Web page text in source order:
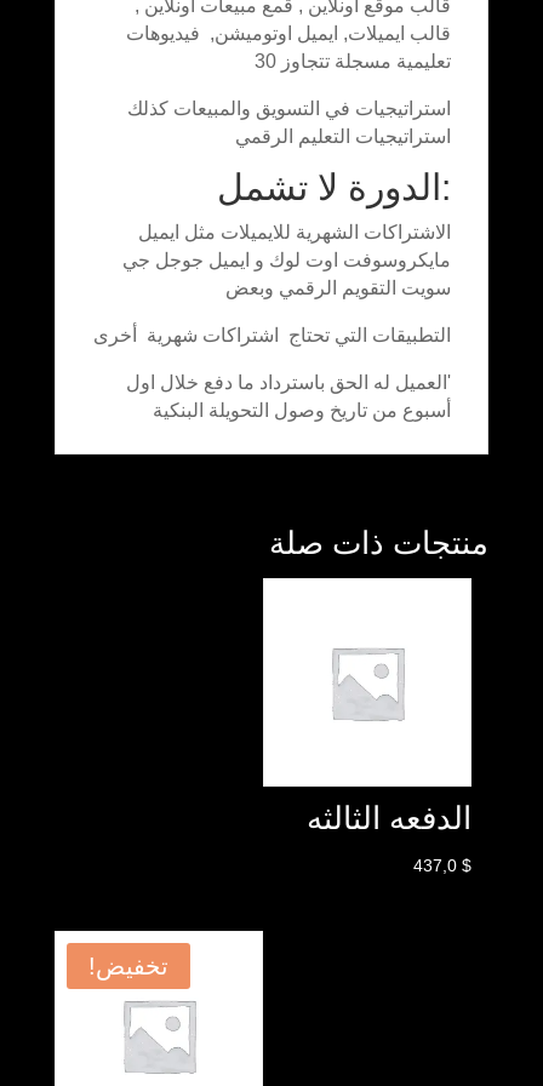
قالب موقع اونلاين , قمع مبيعات اونلاين ,
قالب ايميلات, ايميل اوتوميشن, فيديوهات
تعليمية مسجلة تتجاوز 30
استراتيجيات في التسويق والمبيعات كذلك
استراتيجيات التعليم الرقمي
:الدورة لا تشمل
الاشتراكات الشهرية للايميلات مثل ايميل
مايكروسوفت اوت لوك و ايميل جوجل جي
سويت التقويم الرقمي وبعض
التطبيقات التي تحتاج اشتراكات شهرية أخرى
'العميل له الحق باسترداد ما دفع خلال اول
أسبوع من تاريخ وصول التحويلة البنكية
منتجات ذات صلة
الدفعه الثالثه
437,0 $
تخفيض!